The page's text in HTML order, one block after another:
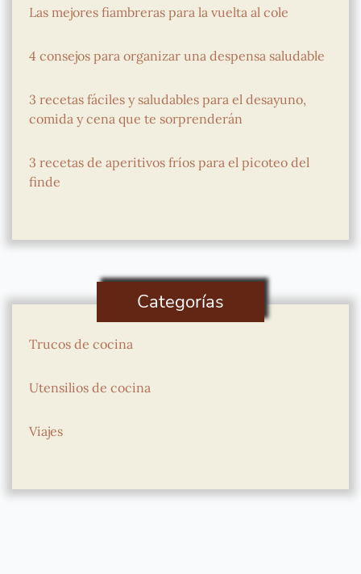
Las mejores fiambreras para la vuelta al cole
4 consejos para organizar una despensa saludable
3 recetas fáciles y saludables para el desayuno,
comida y cena que te sorprenderán
3 recetas de aperitivos fríos para el picoteo del
finde
Categorías
Trucos de cocina
Utensilios de cocina
Viajes